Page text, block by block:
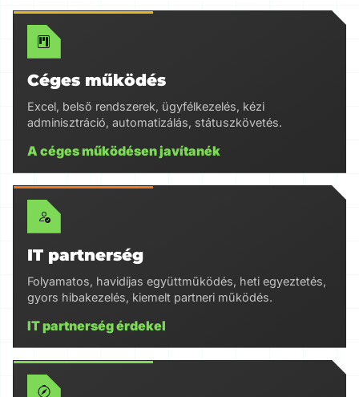
Céges működés
Excel, belső rendszerek, ügyfélkezelés, kézi
adminisztráció, automatizálás, státuszkövetés.
A céges működésen javítanék
IT partnerség
Folyamatos, havidíjas együttműködés, heti egyeztetés,
gyors hibakezelés, kiemelt partneri működés.
IT partnerség érdekel